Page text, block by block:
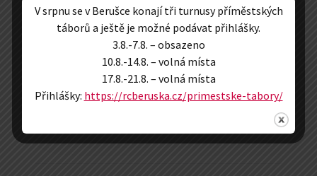
Velmi si vážíme jakékoliv podpory Berušky
číslo účtu: 2500571570/2010
Sponzoři
V srpnu se v Berušce konají tři turnusy příměstských
táborů a ještě je možné podávat přihlášky.
3.8.-7.8. – obsazeno
10.8.-14.8. – volná místa
17.8.-21.8. – volná místa
Přihlášky: https://rcberuska.cz/primestske-tabory/